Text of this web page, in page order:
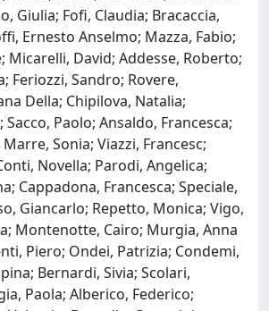
Giulia; Fofi, Claudia; Bracaccia,
Ernesto Anselmo; Mazza, Fabio;
Micarelli, David; Addesse, Roberto;
Feriozzi, Sandro; Rovere,
Della; Chipilova, Natalia;
Paolo; Ansaldo, Francesca;
Sonia; Viazzi, Francesc;
Novella; Parodi, Angelica;
Cappadona, Francesca; Speciale,
Giancarlo; Repetto, Monica; Vigo,
Montenotte, Cairo; Murgia, Anna
Piero; Ondei, Patrizia; Condemi,
Bernardi, Sivia; Scolari,
Paola; Alberico, Federico;